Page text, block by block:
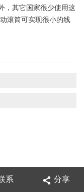
，其它国家很少使用这
滚筒可实现很小的线
系 分享